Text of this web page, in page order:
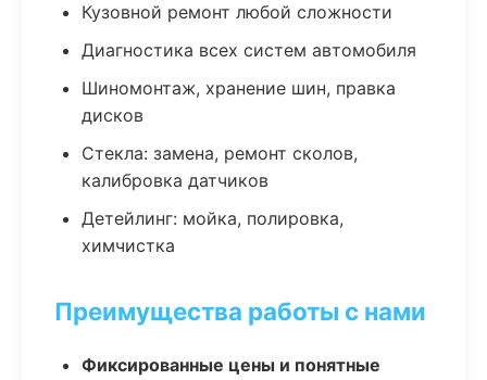
Кузовной ремонт любой сложности
Диагностика всех систем автомобиля
Шиномонтаж, хранение шин, правка
дисков
Стекла: замена, ремонт сколов,
калибровка датчиков
Детейлинг: мойка, полировка,
химчистка
Преимущества работы с нами
Фиксированные цены и понятные